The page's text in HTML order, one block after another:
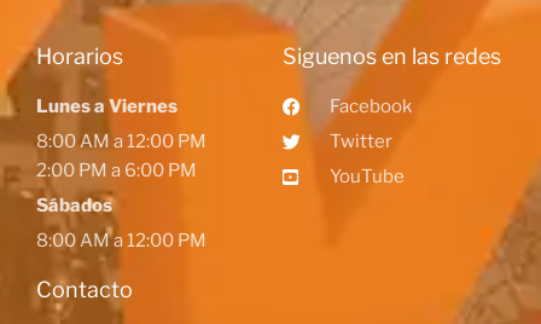
Horarios
Lunes a Viernes
8:00 AM a 12:00 PM
2:00 PM a 6:00 PM
Sábados
8:00 AM a 12:00 PM
Contacto
Siguenos en las redes
Facebook
Twitter
YouTube